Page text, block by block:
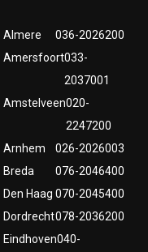
Almere
036-2026200
Amersfoort033-
2037001
Amstelveen020-
2247200
Arnhem
026-2026003
Breda
076-2046400
Den Haag 070-2045400
Dordrecht078-2036200
Eindhoven040-